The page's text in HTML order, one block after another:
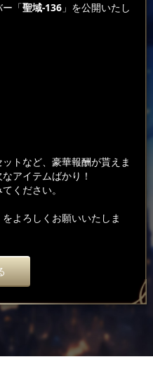
「聖域-136」を公開いたし
トなど、豪華報酬が貰えま
アイテムばかり！
ください。
よろしくお願いいたしま